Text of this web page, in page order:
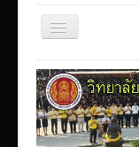
สลับ
เก
ชั่น
Home
โปรแกรม ศธ02
Elearning_kicec